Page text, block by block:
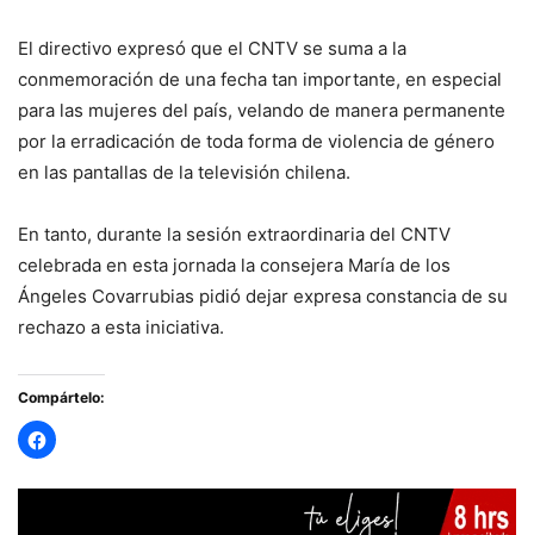
El directivo expresó que el CNTV se suma a la
conmemoración de una fecha tan importante, en especial
para las mujeres del país, velando de manera permanente
por la erradicación de toda forma de violencia de género
en las pantallas de la televisión chilena.
En tanto, durante la sesión extraordinaria del CNTV
celebrada en esta jornada la consejera María de los
Ángeles Covarrubias pidió dejar expresa constancia de su
rechazo a esta iniciativa.
Compártelo: